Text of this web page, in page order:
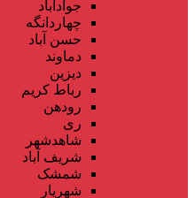
جوادآباد
چهاردانگه
حسن آباد
دماوند
دیزین
رباط کریم
رودهن
ری
شاهدشهر
شریف آباد
شمشک
شهریار